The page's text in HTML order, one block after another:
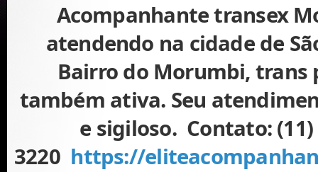
Acompanhante transex
atendendo na cidade de
Bairro do Morumbi, trans
também ativa. Seu
e sigiloso. Contato: (11)
3220 https://